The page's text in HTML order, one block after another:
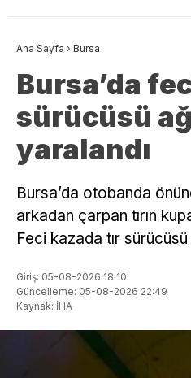
Ana Sayfa › Bursa
Bursa’da
sürücüsü
yaralandı
Bursa’da otobanda
arkadan çarpan tırın
Feci kazada tır sürücüsü
Giriş: 05-08-2026 18:10
Güncelleme: 05-08-2026 22:49
Kaynak: İHA